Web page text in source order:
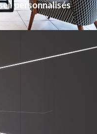
personnalisés